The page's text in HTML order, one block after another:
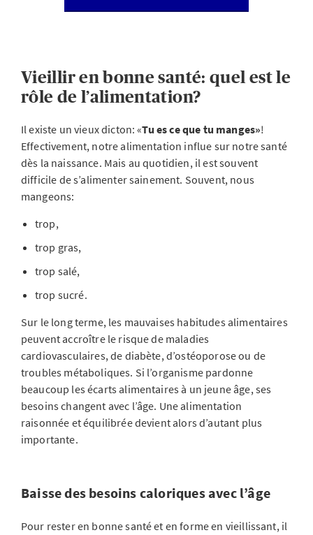
Vieillir en bonne santé: quel est le
rôle de l’alimentation?
Il existe un vieux dicton: «Tu es ce que tu manges»!
Effectivement, notre alimentation influe sur notre santé
dès la naissance. Mais au quotidien, il est souvent
difficile de s’alimenter sainement. Souvent, nous
mangeons:
trop,
trop gras,
trop salé,
trop sucré.
Sur le long terme, les mauvaises habitudes alimentaires
peuvent accroître le risque de maladies
cardiovasculaires, de diabète, d’ostéoporose ou de
troubles métaboliques. Si l’organisme pardonne
beaucoup les écarts alimentaires à un jeune âge, ses
besoins changent avec l’âge. Une alimentation
raisonnée et équilibrée devient alors d’autant plus
importante.
Baisse des besoins caloriques avec l’âge
Pour rester en bonne santé et en forme en vieillissant, il